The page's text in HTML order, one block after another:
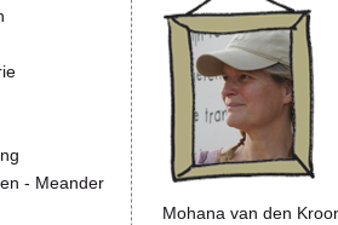
Mohana van den
- Meander